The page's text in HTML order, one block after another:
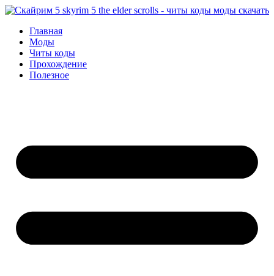
Перейти
содержимому
Главная
Моды
Читы коды
Прохождение
Полезное